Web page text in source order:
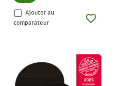
Ajouter au
comparateur